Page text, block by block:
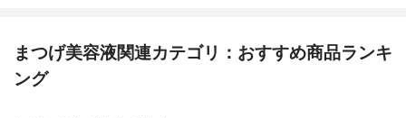
まつげ美容液関連カテゴリ：おすすめ商品ランキ
ング